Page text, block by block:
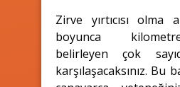
Zirve yırtıcısı olma
boyunca
belirleyen çok
karşılaşacaksınız. Bu